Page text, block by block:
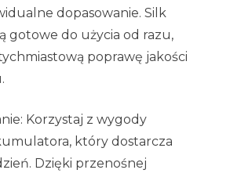
dopasowanie. Silk
gotowe do użycia od razu,
poprawę jakości
Korzystaj z wygody
który dostarcza
Dzięki przenośnej